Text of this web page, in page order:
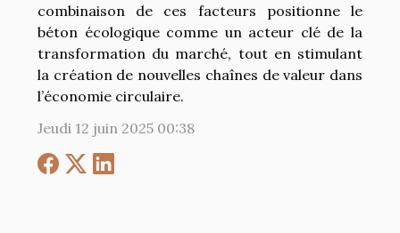
combinaison de ces facteurs positionne le
béton écologique comme un acteur clé de la
transformation du marché, tout en stimulant
la création de nouvelles chaînes de valeur dans
l’économie circulaire.
Jeudi 12 juin 2025 00:38